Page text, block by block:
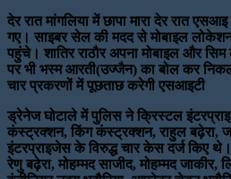
देर रात मांगलिया में छापा मारा देर रात
गए। साइबर सेल की मदद से मोबाइल
पहुंचे। शातिर राठौर अपना मोबाइल और सिम
पर भी भस्म आरती(उज्जैन) का बोल कर
चार प्रकरणों में पूछताछ करेगी एसआइटी
ड्रेनेज घोटाले में पुलिस ने क्रिस्टल
कंस्ट्रक्शन, किंग कंस्ट्रक्शन, राहुल बढ़ेरा,
इंटरप्राइजेस के विरुद्ध चार केस दर्ज किए
रेणु बढ़ेरा, मोहम्मद साजीद, मोहम्मद जाकीर,